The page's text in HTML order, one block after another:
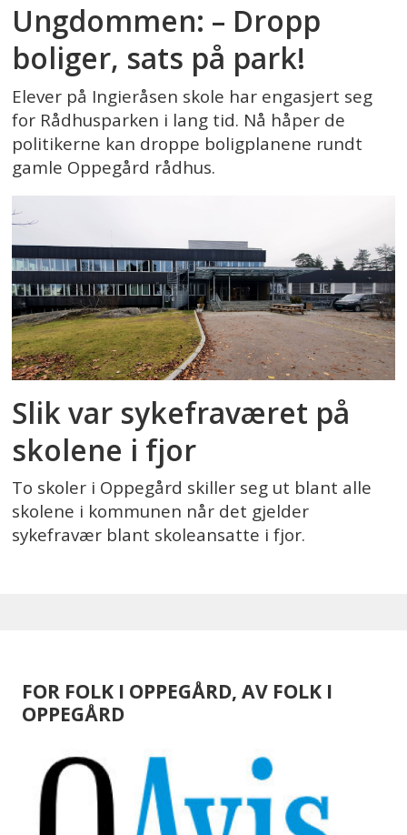
Ungdommen: – Dropp
boliger, sats på park!
Elever på Ingieråsen skole har engasjert seg
for Rådhusparken i lang tid. Nå håper de
politikerne kan droppe boligplanene rundt
gamle Oppegård rådhus.
Slik var sykefraværet på
skolene i fjor
To skoler i Oppegård skiller seg ut blant alle
skolene i kommunen når det gjelder
sykefravær blant skoleansatte i fjor.
FOR FOLK I OPPEGÅRD, AV FOLK I
OPPEGÅRD